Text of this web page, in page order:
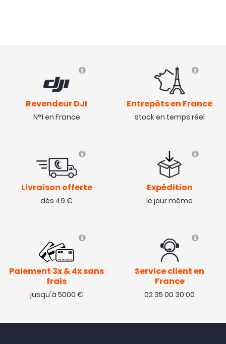
Revendeur DJI
N°1 en France
Entrepôts en France
stock en temps réel
Livraison offerte
dès 49 €
Expédition
le jour même
Paiement 3x & 4x sans
frais
jusqu'à 5000 €
Service client en
France
02 35 00 30 00